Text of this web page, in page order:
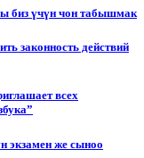
биз үчүн чон табышмак
законность действий
всех
экзамен же сыноо